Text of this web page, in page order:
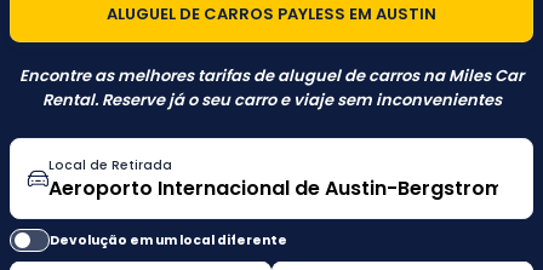
ALUGUEL DE CARROS PAYLESS EM AUSTIN
Encontre as melhores tarifas de aluguel de carros na Miles Car
Rental. Reserve já o seu carro e viaje sem inconvenientes
Local de Retirada
Devolução em um local diferente